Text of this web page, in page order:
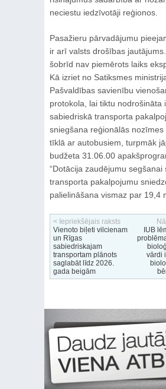
neciestu iedzīvotāji reģionos.
Pasažieru pārvadājumu
ir arī valsts drošības
šobrīd nav piemērots laiks
Kā izriet no Satiksmes
Pašvaldības savienību
protokola, lai tiktu nodrošināta
sabiedriskā transporta
sniegšana reģionālās nozīmes
tīklā ar autobusiem, turpmāk
budžeta 31.06.00
“Dotācija zaudējumu segšanai
transporta pakalpojumu
palielināšana vismaz par 19,4
< Iepriekšējais raksts
Vienoto biļeti vilcienam
un Rīgas
sabiedriskajam
transportam plānots
saglabāt līdz 2026.
gada beigām
IUB
vārdi